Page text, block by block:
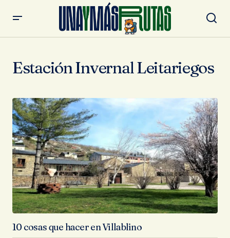
Estación Invernal Leitariegos
10 cosas que hacer en Villablino